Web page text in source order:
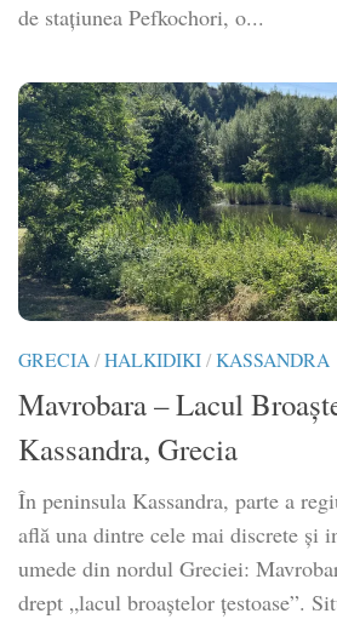
de stațiunea Pefkochori, o...
GRECIA/HALKIDIKI/KASSANDRA
Mavrobara – Lacul
Kassandra, Grecia
În peninsula Kassandra, parte a
află una dintre cele mai discrete și
umede din nordul Greciei:
drept „lacul broaștelor țestoase”.